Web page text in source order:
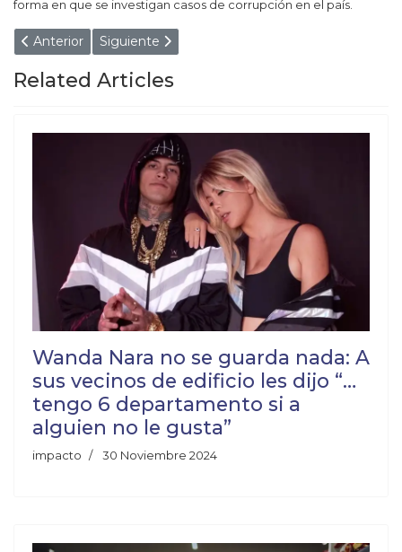
forma en que se investigan casos de corrupción en el país.
Artículo anterior: Contundente derrota del gobierno de
Anterior Artículo siguiente: Insólito: desesperado,
Siguiente
Related Articles
Wanda Nara no se guarda nada: A
sus vecinos de edificio les dijo “…
tengo 6 departamento si a
alguien no le gusta”
impacto 30 Noviembre 2024